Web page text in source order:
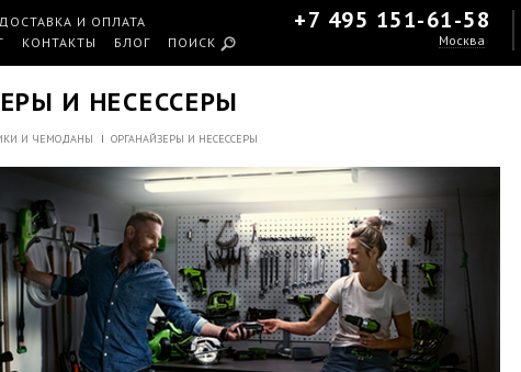
ДОСТАВКА И ОПЛАТА
КОНТАКТЫ БЛОГ ПОИСК
+7 495 151-61-58
Москва
И НЕСЕССЕРЫ
И ЧЕМОДАНЫ ОРГАНАЙЗЕРЫ И НЕСЕССЕРЫ